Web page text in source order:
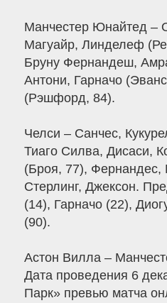
Манчестер Юнайтед –
Магуайр, Линделеф
Бруну Фернандеш,
Антони, Гарначо
(Рэшфорд, 84).
Челси – Санчес,
Тиаго Силва, Дисаси,
(Броя, 77), Фернандес,
Стерлинг, Джексон.
(14), Гарначо (22),
(90).
Астон Вилла –
Дата проведения 6
Парк» превью матча